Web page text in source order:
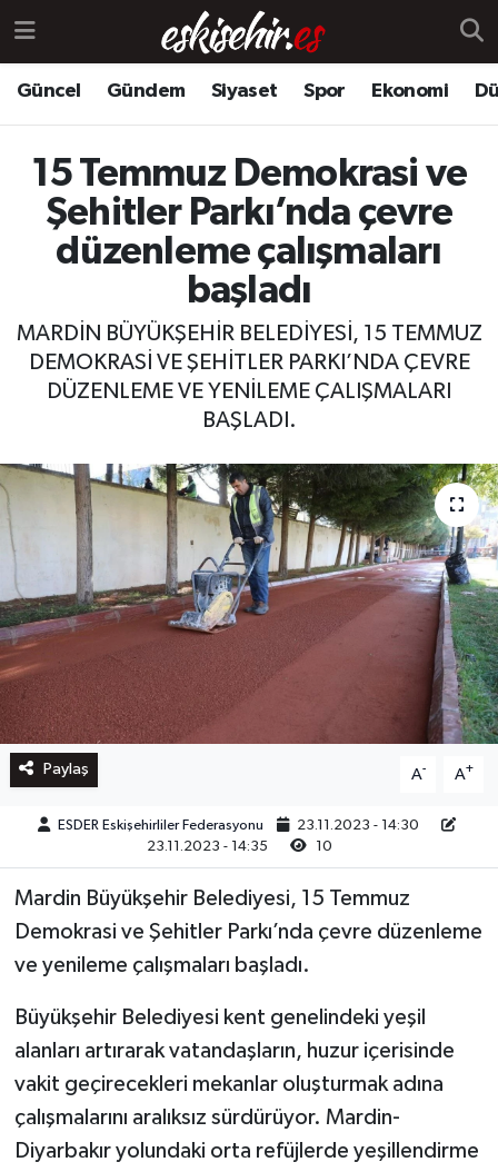
Güncel Gündem Siyaset Spor Ekonomi
15 Temmuz Demokrasi ve
Şehitler Parkı’nda çevre
düzenleme çalışmaları
başladı
MARDİN BÜYÜKŞEHİR BELEDİYESİ, 15 TEMMUZ
DEMOKRASİ VE ŞEHİTLER PARKI’NDA ÇEVRE
DÜZENLEME VE YENİLEME ÇALIŞMALARI
BAŞLADI.
Paylaş A- A+
ESDER Eskişehirliler Federasyonu
23.11.2023 - 14:30
23.11.2023 - 14:35
10
Mardin Büyükşehir Belediyesi, 15 Temmuz
Demokrasi ve Şehitler Parkı’nda çevre düzenleme
ve yenileme çalışmaları başladı.
Büyükşehir Belediyesi kent genelindeki yeşil
alanları artırarak vatandaşların, huzur içerisinde
vakit geçirecekleri mekanlar oluşturmak adına
çalışmalarını aralıksız sürdürüyor. Mardin-
Diyarbakır yolundaki orta refüjlerde yeşillendirme